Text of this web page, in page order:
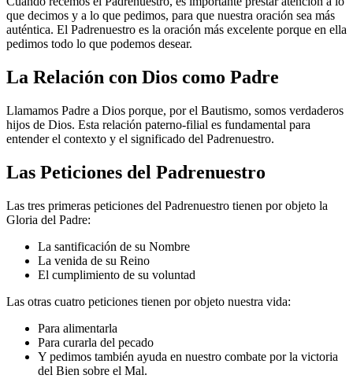
que decimos y a lo que pedimos, para que nuestra oración sea más
auténtica. El Padrenuestro es la oración más excelente porque en ella
pedimos todo lo que podemos desear.
La Relación con Dios como Padre
Llamamos Padre a Dios porque, por el Bautismo, somos verdaderos
hijos de Dios. Esta relación paterno-filial es fundamental para
entender el contexto y el significado del Padrenuestro.
Las Peticiones del Padrenuestro
Las tres primeras peticiones del Padrenuestro tienen por objeto la
Gloria del Padre:
La santificación de su Nombre
La venida de su Reino
El cumplimiento de su voluntad
Las otras cuatro peticiones tienen por objeto nuestra vida:
Para alimentarla
Para curarla del pecado
Y pedimos también ayuda en nuestro combate por la victoria
del Bien sobre el Mal.